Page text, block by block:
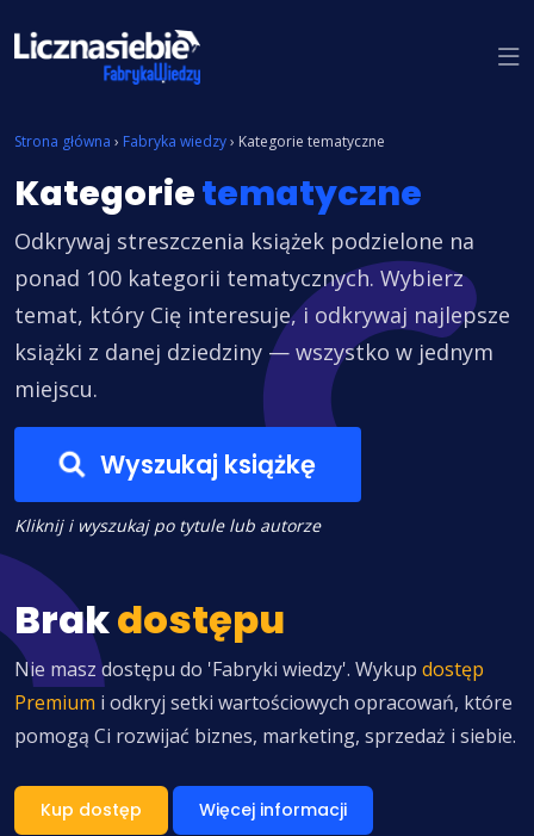
Strona główna › Fabryka wiedzy› Kategorie tematyczne
Kategorietematyczne
Odkrywaj streszczenia książek podzielone na
ponad 100 kategorii tematycznych. Wybierz
temat, który Cię interesuje, i odkrywaj najlepsze
książki z danej dziedziny — wszystko w jednym
miejscu.
Wyszukaj książkę
Kliknij i wyszukaj po tytule lub autorze
Brakdostępu
Nie masz dostępu do 'Fabryki wiedzy'. Wykup dostęp
Premium i odkryj setki wartościowych opracowań, które
pomogą Ci rozwijać biznes, marketing, sprzedaż i siebie.
Kup dostęp Więcej informacji
Znajdź książkę